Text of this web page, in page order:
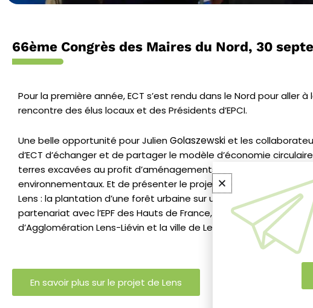
66ème Congrès des Maires du Nord, 30
Pour la première année, ECT s’est rendu dans le Nord pour aller à
rencontre des élus locaux et des Présidents d’EPCI.
Une belle opportunité pour JulienGolaszewskiet les
d’ECT d’échanger et de partager le modèle d’économie
terres excavées au profit d’aménagements durables et
environnementaux. Et de présenter le projet en cours de
Lens : la plantation d’une forêt urbaine sur une friche industrielle
partenariat avec l’EPF des Hauts de France, la Communauté
d’Agglomération Lens-Liévin et la ville de Lens.
En savoir plus sur le projet de Lens